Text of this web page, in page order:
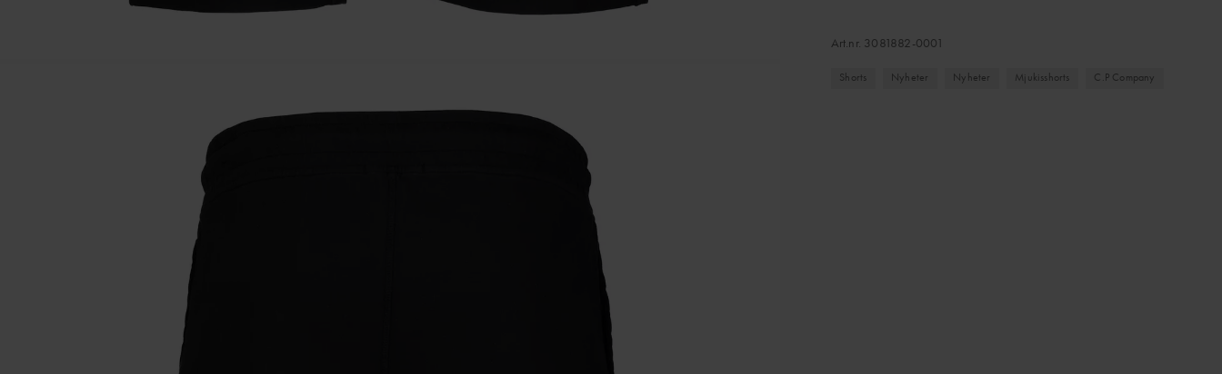
Art.nr. 3081882-0001
Shorts Nyheter Nyheter Mjukisshorts C.P Company